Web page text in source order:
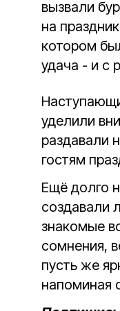
вызвали
на
котором
удача - и с
уделили
раздавали
гостям
Ещё долго
создавали
знакомые
сомнения,
пусть же
напоминая